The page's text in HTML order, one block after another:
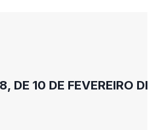
DE 10 DE FEVEREIRO